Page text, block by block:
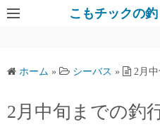
コ
ス
こもチックの釣
ホーム » シーバス » 2月
2月中旬までの釣